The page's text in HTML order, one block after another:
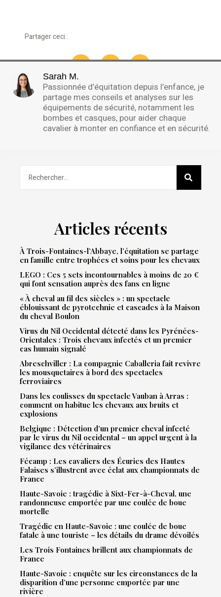
Partager ceci :
Sarah M.
Passionnée d’équitation depuis l’enfance, je
partage mes conseils et analyses sur les
équipements de sécurité, notamment les
bombes et casques, pour aider chaque
cavalier à monter en confiance et en sécurité.
Articles récents
À Trois-Fontaines-l’Abbaye, l’équitation se partage
en famille entre trophées et soins pour les chevaux
LEGO : Ces 5 sets incontournables à moins de 20 €
qui font sensation auprès des fans en ligne
« À cheval au fil des siècles » : un spectacle
éblouissant de pyrotechnie et cascades à la Maison
du cheval Boulon
Virus du Nil Occidental détecté dans les Pyrénées-
Orientales : Trois chevaux infectés et un premier
cas humain signalé
Abreschviller : La compagnie Caballeria fait revivre
les mousquetaires à bord des spectacles
ferroviaires
Dans les coulisses du spectacle Vauban à Arras :
comment on habitue les chevaux aux bruits et
explosions
Belgique : Détection d’un premier cheval infecté
par le virus du Nil occidental – un appel urgent à la
vigilance des vétérinaires
Fécamp : Les cavaliers des Écuries des Hautes
Falaises s’illustrent avec éclat aux championnats de
France
Haute-Savoie : tragédie à Sixt-Fer-à-Cheval, une
randonneuse emportée par une coulée de boue
mortelle
Tragédie en Haute-Savoie : une coulée de boue
fatale à une touriste – les détails du drame dévoilés
Les Trois Fontaines brillent aux championnats de
France
Haute-Savoie : enquête sur les circonstances de la
disparition d’une personne emportée par une
rivière